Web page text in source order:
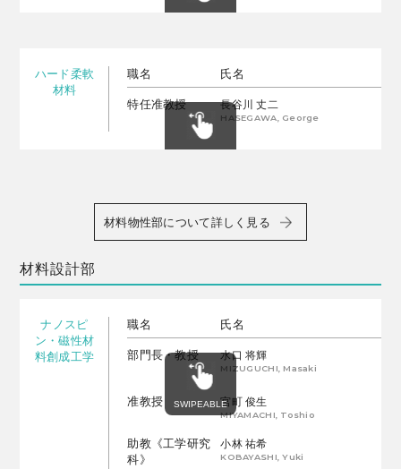
ハード柔軟
材料
職名 氏名
特任准教授 長谷川 丈二
HASEGAWA, George
材料物性部について詳しく見る
材料設計部
ナノスピ
ン・磁性材
料創成工学
職名 氏名
部門長・教授 水口 将輝
MIZUGUCHI, Masaki
准教授 宮町 俊生
MIYAMACHI, Toshio
助教《工学研究
科》
小林 祐希
KOBAYASHI, Yuki